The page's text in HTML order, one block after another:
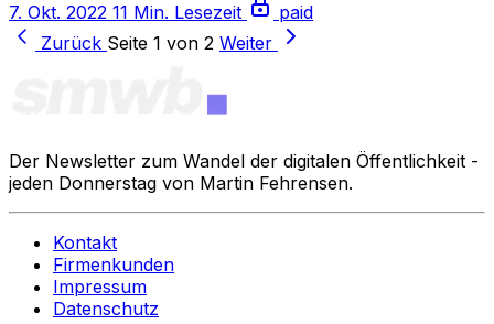
7. Okt. 2022 11 Min. Lesezeit
paid
Zurück Seite 1 von 2 Weiter
Der Newsletter zum Wandel der digitalen Öffentlichkeit -
jeden Donnerstag von Martin Fehrensen.
Kontakt
Firmenkunden
Impressum
Datenschutz